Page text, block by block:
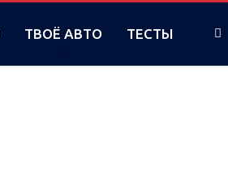
ТВОЁ АВТО ТЕСТЫ